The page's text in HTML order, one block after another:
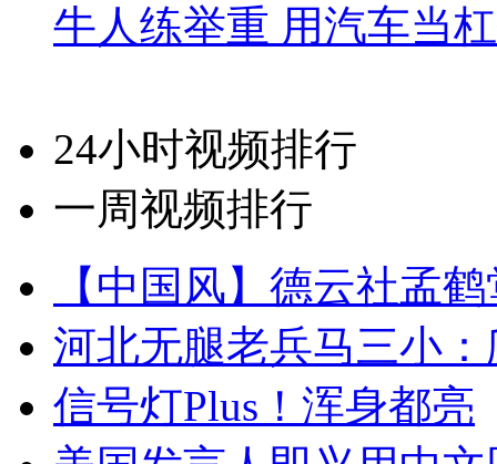
牛人练举重 用汽车当
24小时视频排行
一周视频排行
【中国风】德云社孟
河北无腿老兵马三小
信号灯Plus！浑身都亮